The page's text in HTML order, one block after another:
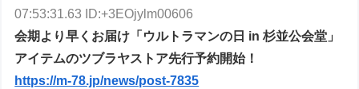
07:53:31.63 ID:+3EOjylm00606
会期より早くお届け「ウルトラマンの日 in 杉並公会堂」
アイテムのツブラヤストア先行予約開始！
https://m-78.jp/news/post-7835